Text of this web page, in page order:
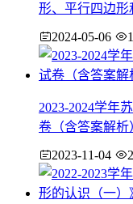
形、平行四边形
2024-05-06
2023-2024学年
卷（含答案解析
2023-11-04